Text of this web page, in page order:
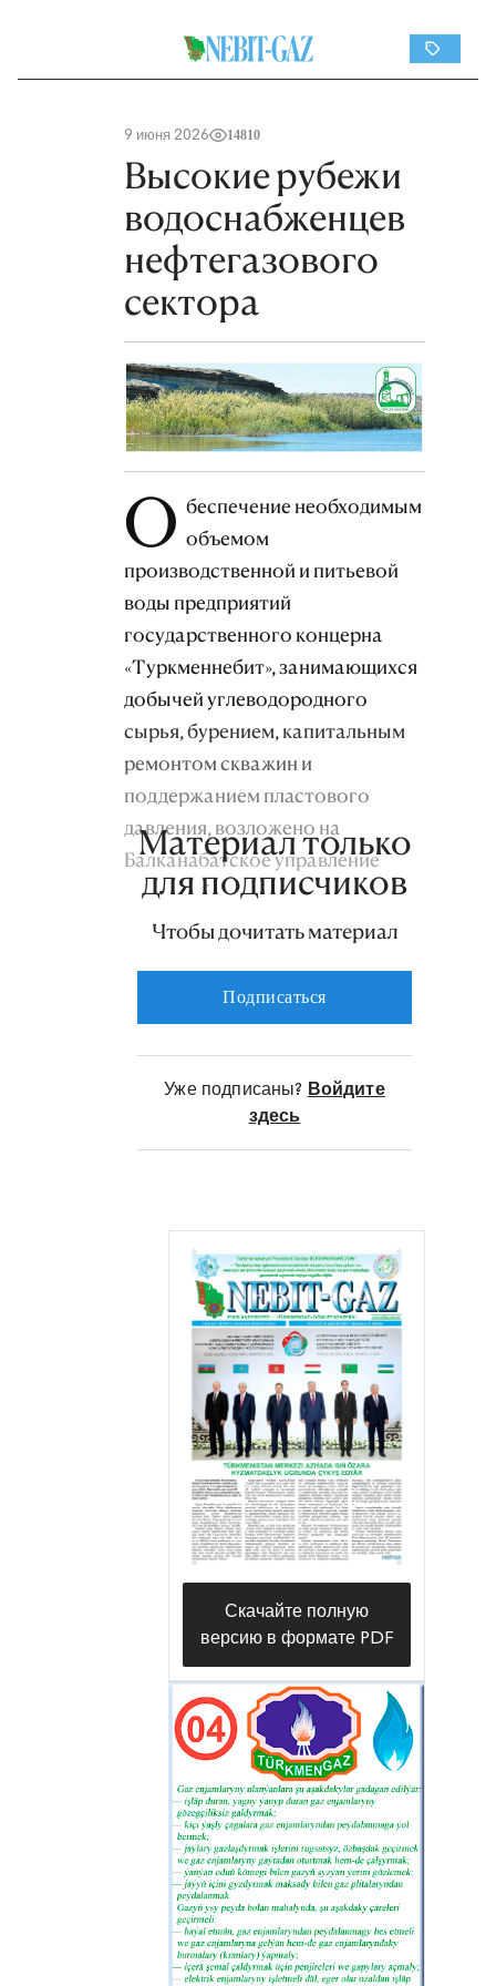
9 июня 2026 14810
Высокие рубежи
водоснабженцев
нефтегазового
сектора
О беспечение необходимым
объемом
производственной и питьевой
воды предприятий
государственного концерна
«Туркменнебит», занимающихся
добычей углеводородного
сырья, бурением, капитальным
ремонтом скважин и
поддержанием пластового
давления, возложено на
Балканабатское управление
водоснабжения треста
«Небитгазбуравлайыш».
усилиям систематически
увеличиваются объемы воды,
поступающей из 49 групповых
скважин, действующих в
окрестностях подземного озера
Ясга, а также забираемой
прошедший период года,
проходящего под девизом
«Независимый нейтральный
Туркменистан – родина
целеустремлённых крылатых
скакунов», по управлению было
добыто более 1 миллиона 292
тысяч кубических метров
питьевой и производственной
воды, при этом темп роста
производства вырос на 102
процента. Это свидетельствует о
том, что по сравнению с
соответствующим периодом
прошлого года потребителям
было отправлено почти на 16
тысяч 350 кубических метров
воды больше. Обновление и
ремонт водопроводов,
находящихся в ведении
управления, оказывают
благоприятное влияние на
достижение высоких
Материал только
для подписчиков
Чтобы дочитать материал
Подписаться
Уже подписаны? Войдите
здесь
Скачайте полную
версию в формате PDF